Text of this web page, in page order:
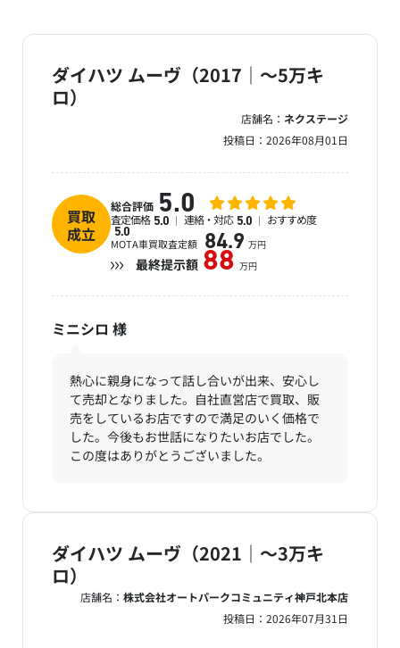
ダイハツ ムーヴ（2017｜～5万キ
ロ）
店舗名： ネクステージ
投稿日： 2026年08月01日
買取
成立
総合評価 5.0
査定価格 5.0 連絡・対応 5.0 おすすめ度
5.0
MOTA車買取査定額 84.9 万円
最終提示額 88 万円
ミニシロ 様
熱心に親身になって話し合いが出来、安心し
て売却となりました。自社直営店で買取、販
売をしているお店ですので満足のいく価格で
した。今後もお世話になりたいお店でした。
この度はありがとうございました。
ダイハツ ムーヴ（2021｜～3万キ
ロ）
店舗名： 株式会社オートパークコミュニティ神戸北本店
投稿日： 2026年07月31日